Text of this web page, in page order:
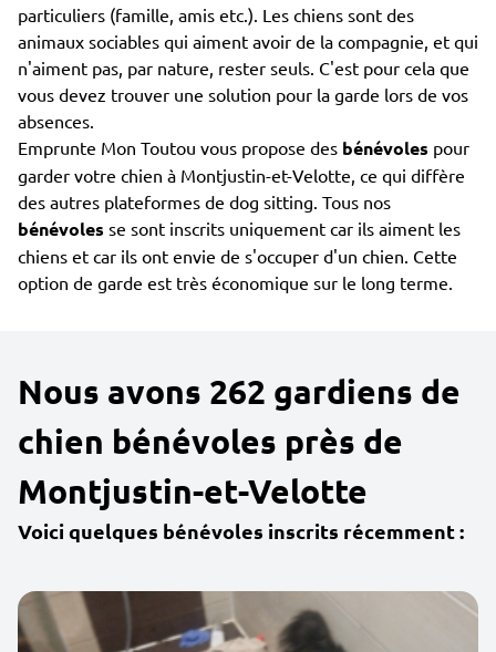
particuliers (famille, amis etc.). Les chiens sont des
animaux sociables qui aiment avoir de la compagnie, et qui
n'aiment pas, par nature, rester seuls. C'est pour cela que
vous devez trouver une solution pour la garde lors de vos
absences.
Emprunte Mon Toutou vous propose des bénévoles pour
garder votre chien à Montjustin-et-Velotte, ce qui diffère
des autres plateformes de dog sitting. Tous nos
bénévoles se sont inscrits uniquement car ils aiment les
chiens et car ils ont envie de s'occuper d'un chien. Cette
option de garde est très économique sur le long terme.
Nous avons 262 gardiens de
chien bénévoles près de
Montjustin-et-Velotte
Voici quelques bénévoles inscrits récemment :